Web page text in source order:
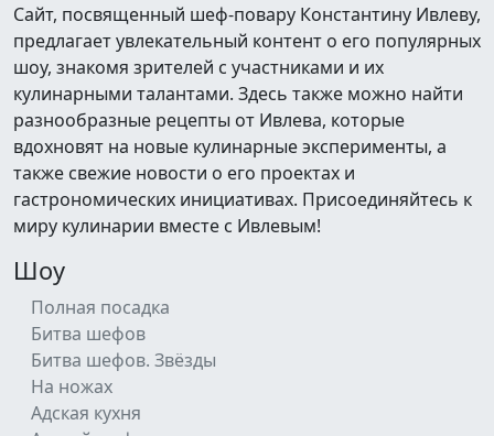
Сайт, посвященный шеф-повару Константину Ивлеву,
предлагает увлекательный контент о его популярных
шоу, знакомя зрителей с участниками и их
кулинарными талантами. Здесь также можно найти
разнообразные рецепты от Ивлева, которые
вдохновят на новые кулинарные эксперименты, а
также свежие новости о его проектах и
гастрономических инициативах. Присоединяйтесь к
миру кулинарии вместе с Ивлевым!
Шоу
Полная посадка
Битва шефов
Битва шефов. Звёзды
На ножах
Адская кухня